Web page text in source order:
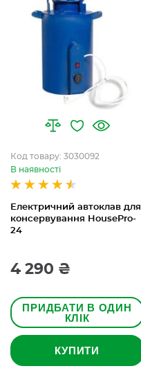
Електричний автоклав для
консервування HousePro-
24
Код товару: 3030092
В наявності
4 290 ₴
ПРИДБАТИ В ОДИН
КЛІК
КУПИТИ